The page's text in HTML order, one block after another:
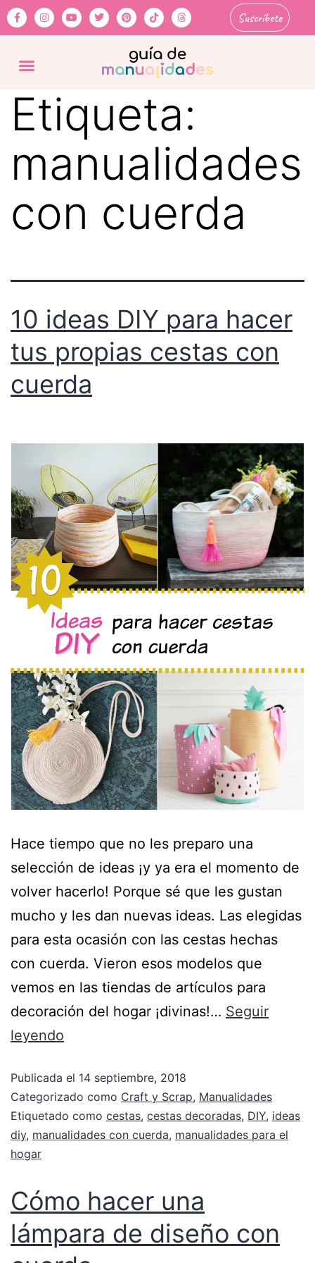
Suscríbete
Etiqueta:
manualidades
con cuerda
10 ideas DIY para hacer
tus propias cestas con
cuerda
Hace tiempo que no les preparo una
selección de ideas ¡y ya era el momento de
volver hacerlo! Porque sé que les gustan
mucho y les dan nuevas ideas. Las elegidas
para esta ocasión con las cestas hechas
con cuerda. Vieron esos modelos que
vemos en las tiendas de artículos para
decoración del hogar ¡divinas!… Seguir
leyendo
Publicada el 14 septiembre, 2018
Categorizado como Craft y Scrap, Manualidades
Etiquetado como cestas, cestas decoradas, DIY, ideas
diy, manualidades con cuerda, manualidades para el
hogar
Cómo hacer una
lámpara de diseño con